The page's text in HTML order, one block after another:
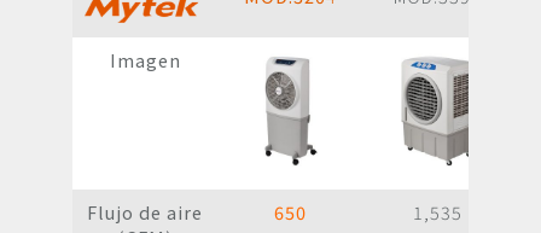
Imagen
Flujo de aire
650 1,535